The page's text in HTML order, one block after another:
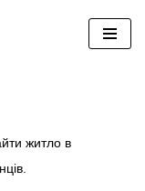
житло в